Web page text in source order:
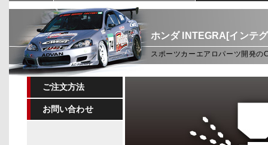
ホンダ INTEGRA[インテ
スポーツカーエアロパーツ開発
ご注文方法
お問い合わせ